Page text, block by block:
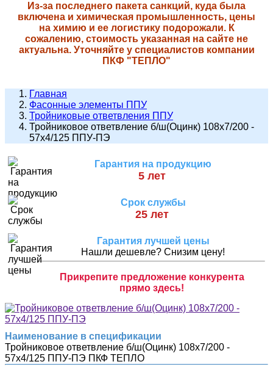
Из-за последнего пакета санкций, куда была
включена и химическая промышленность, цены
на химию и ее логистику подорожали. К
сожалению, стоимость указанная на сайте не
актуальна. Уточняйте у специалистов компании
ПКФ "ТЕПЛО"
Главная
Фасонные элементы ППУ
Тройниковые ответвления ППУ
Тройниковое ответвление б/ш(Оцинк) 108х7/200 -
57х4/125 ППУ-ПЭ
Гарантия на продукцию
5 лет
Срок службы
25 лет
Гарантия лучшей цены
Нашли дешевле? Снизим цену!
Прикрепите предложение конкурента
прямо здесь!
Наименование в спецификации
Тройниковое ответвление б/ш(Оцинк) 108х7/200 -
57х4/125 ППУ-ПЭ ПКФ ТЕПЛО